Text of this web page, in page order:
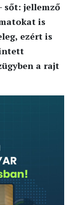
sőt: jellemző
is
ezért is
a rajt